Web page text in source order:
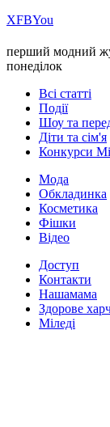
ХFBYou
перший модний
понеділок
Всі статті
Події
Шоу та
Діти та сім'я
Конкурси
Мода
Обкладинка
Косметика
Фішки
Відео
Доступ
Контакти
Нашамама
Здорове
Міледі